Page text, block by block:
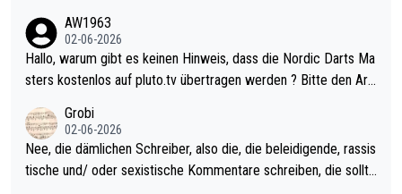
Allerdings ist Mitchell Lawrie als Nummer 1 der Welt eh qualifi
ziert. Somit ändert die automatische Qualifikation des Weltmei
sters erstmal nichts. Ich denke sie wollen damit für nächstes J
ohl wenig WDF Turniere spielen. Dies war bei Archie Self letzt
es Jahr der Fall. Er musste als amtierender Weltmeister durch
den Qualifier und ich glaube kaum, dass Mitchel sich das (in Ve
AW1963
02-06-2026
Hallo, warum gibt es keinen Hinweis, dass die Nordic Darts Ma
sters kostenlos auf pluto.tv übertragen werden ? Bitte den Arti
Grobi
02-06-2026
Nee, die dämlichen Schreiber, also die, die beleidigende, rassis
tische und/ oder sexistische Kommentare schreiben, die sollte